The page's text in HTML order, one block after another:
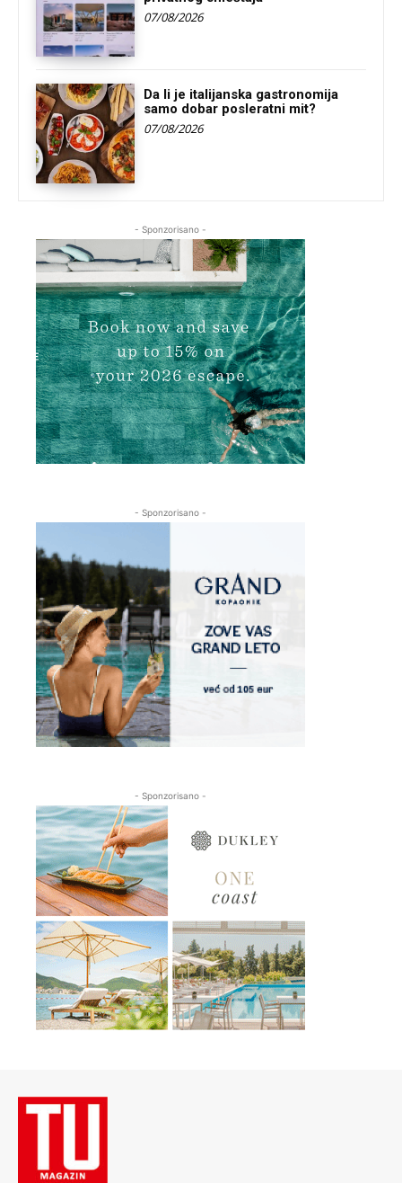
07/08/2026
Da li je italijanska gastronomija
samo dobar posleratni mit?
07/08/2026
- Sponzorisano -
- Sponzorisano -
- Sponzorisano -